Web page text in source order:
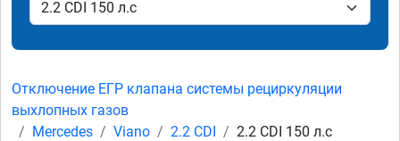
Отключение ЕГР клапана системы рециркуляции
выхлопных газов
Mercedes
Viano 2.2 CDI 2.2 CDI 150 л.с